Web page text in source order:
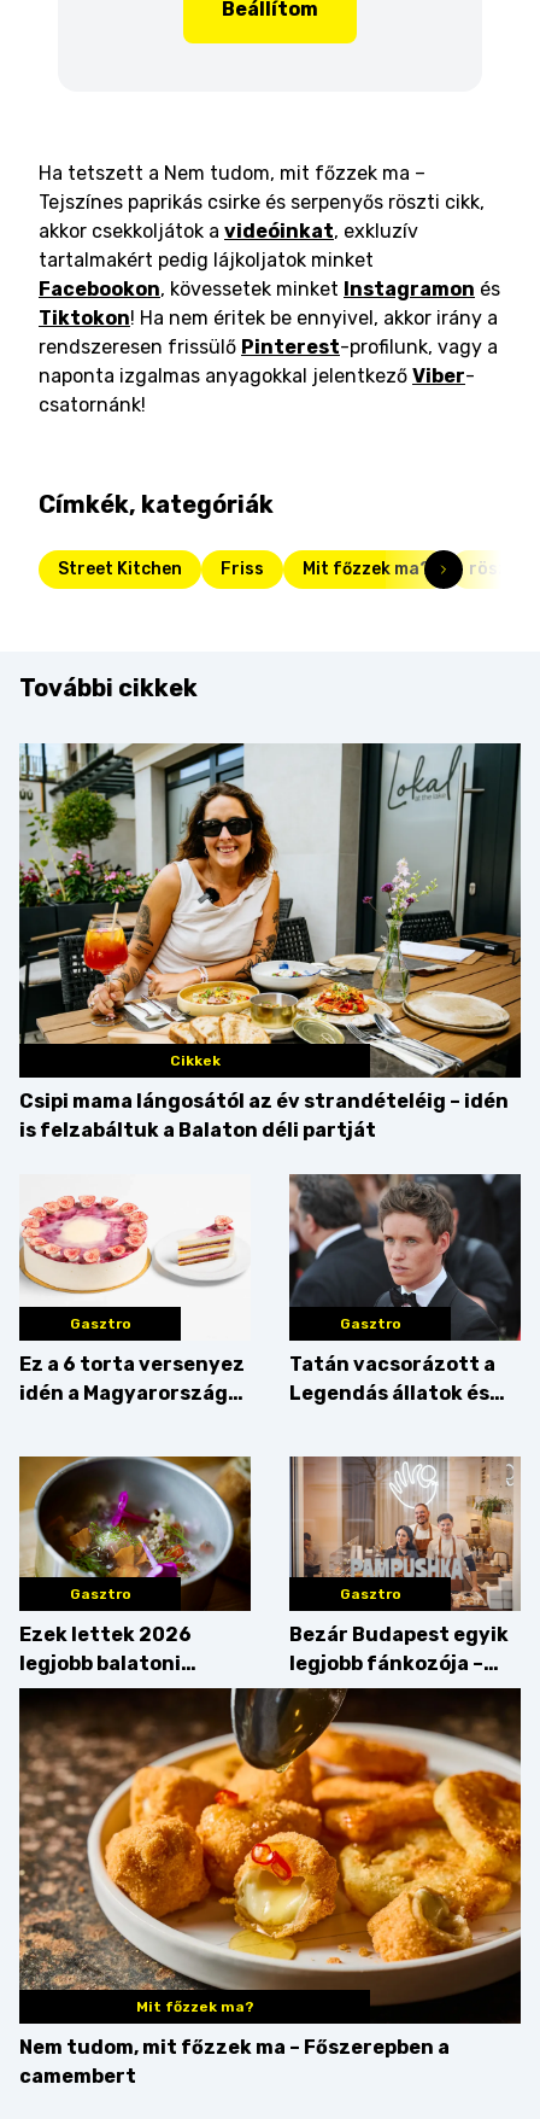
Beállítom
Ha tetszett a Nem tudom, mit főzzek ma –
Tejszínes paprikás csirke és serpenyős röszti cikk,
akkor csekkoljátok a videóinkat, exkluzív
tartalmakért pedig lájkoljatok minket
Facebookon, kövessetek minket Instagramon és
Tiktokon! Ha nem éritek be ennyivel, akkor irány a
rendszeresen frissülő Pinterest-profilunk, vagy a
naponta izgalmas anyagokkal jelentkező Viber-
csatornánk!
Címkék, kategóriák
Street Kitchen Friss Mit főzzek ma? röszti
További cikkek
Cikkek
Csipi mama lángosától az év strandételéig – idén
is felzabáltuk a Balaton déli partját
Gasztro
Ez a 6 torta versenyez
idén a Magyarország
Gasztro
Tatán vacsorázott a
Legendás állatok és
Gasztro
Ezek lettek 2026
legjobb balatoni
strandételei –
végigkóstoltuk a
győzteseket
Gasztro
Bezár Budapest egyik
legjobb fánkozója –
búcsúzik a Pampushka
Mit főzzek ma?
Nem tudom, mit főzzek ma – Főszerepben a
camembert